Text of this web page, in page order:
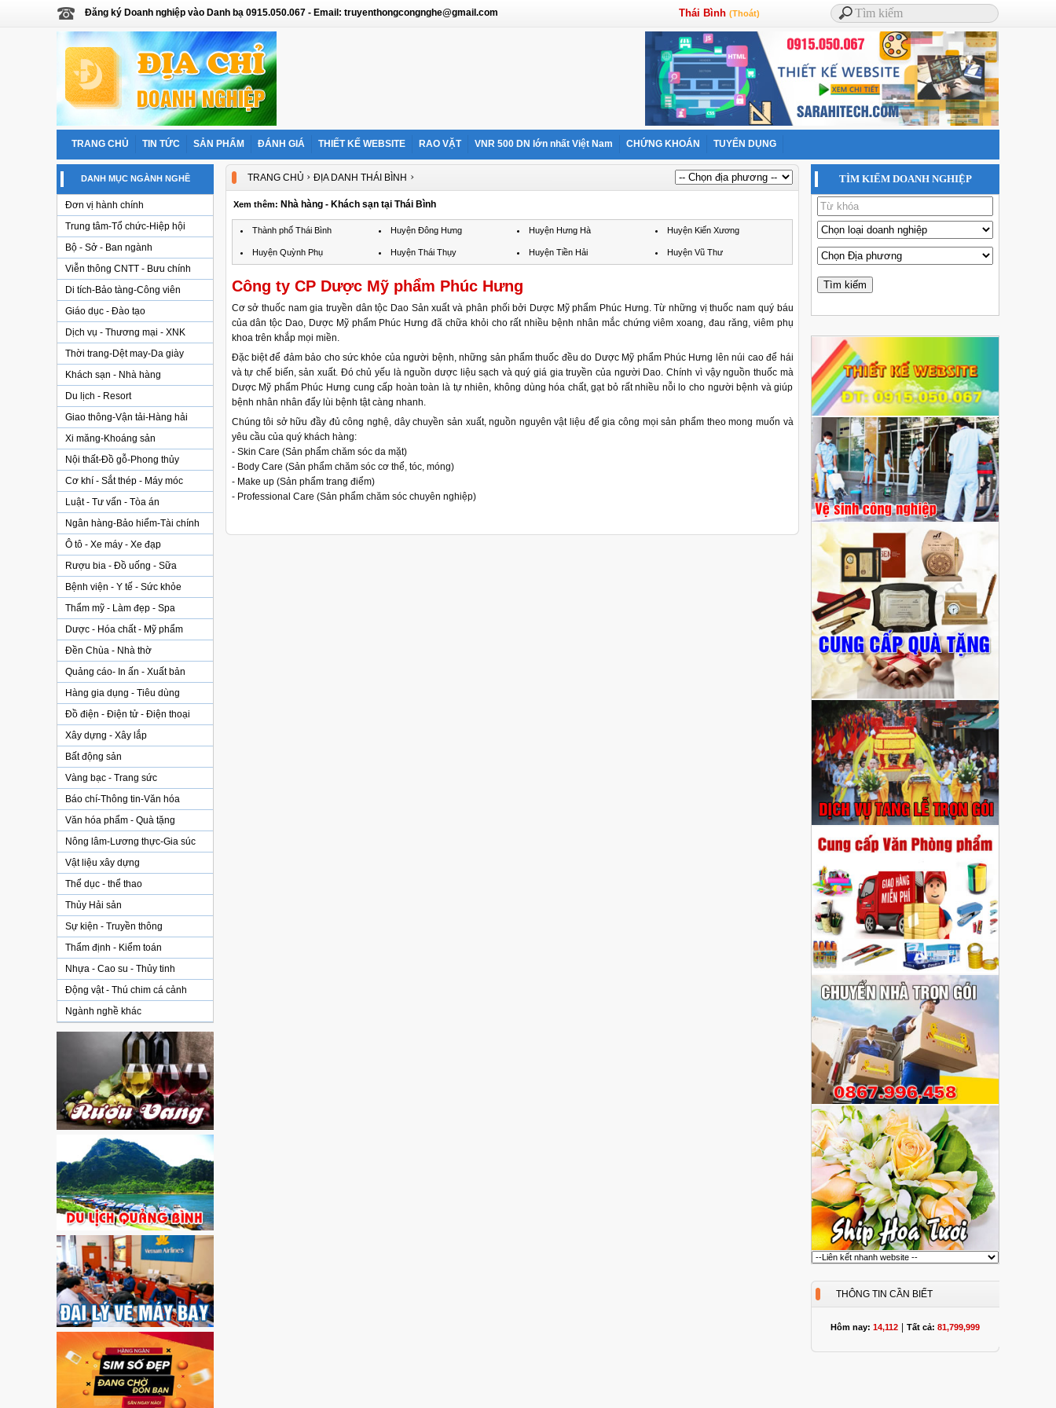
Đăng ký Doanh nghiệp vào Danh bạ 0915.050.067 - Email: truyenthongcongnghe@gmail.com Thái Bình (Thoát)
TRANG CHỦ TIN TỨC SẢN PHẨM ĐÁNH GIÁ THIẾT KẾ WEBSITE RAO VẶT VNR 500 DN lớn nhất Việt Nam CHỨNG KHOÁN TUYỂN DỤNG
DANH MỤC NGÀNH NGHỀ
Đơn vị hành chính
Trung tâm-Tổ chức-Hiệp hội
Bộ - Sở - Ban ngành
Viễn thông CNTT - Bưu chính
Di tích-Bảo tàng-Công viên
Giáo dục - Đào tạo
Dịch vụ - Thương mại - XNK
Thời trang-Dệt may-Da giày
Khách sạn - Nhà hàng
Du lịch - Resort
Giao thông-Vận tải-Hàng hải
Xi măng-Khoáng sản
Nội thất-Đồ gỗ-Phong thủy
Cơ khí - Sắt thép - Máy móc
Luật - Tư vấn - Tòa án
Ngân hàng-Bảo hiểm-Tài chính
Ô tô - Xe máy - Xe đạp
Rượu bia - Đồ uống - Sữa
Bệnh viện - Y tế - Sức khỏe
Thẩm mỹ - Làm đẹp - Spa
Dược - Hóa chất - Mỹ phẩm
Đền Chùa - Nhà thờ
Quảng cáo- In ấn - Xuất bản
Hàng gia dụng - Tiêu dùng
Đồ điện - Điện tử - Điện thoại
Xây dựng - Xây lắp
Bất động sản
Vàng bạc - Trang sức
Báo chí-Thông tin-Văn hóa
Văn hóa phẩm - Quà tặng
Nông lâm-Lương thực-Gia súc
Vật liệu xây dựng
Thể dục - thể thao
Thủy Hải sản
Sự kiện - Truyền thông
Thẩm định - Kiểm toán
Nhựa - Cao su - Thủy tinh
Động vật - Thú chim cá cảnh
Ngành nghề khác
TRANG CHỦ › ĐỊA DANH THÁI BÌNH ›
Xem thêm: Nhà hàng - Khách sạn tại Thái Bình
Thành phố Thái Bình Huyện Đông Hưng Huyện Hưng Hà Huyện Kiến Xương
Huyện Quỳnh Phụ Huyện Thái Thụy Huyện Tiền Hải Huyện Vũ Thư
Công ty CP Dược Mỹ phẩm Phúc Hưng
Cơ sở thuốc nam gia truyền dân tộc Dao Sản xuất và phân phối bởi Dược Mỹ phẩm Phúc Hưng. Từ những vị thuốc nam quý báu
của dân tộc Dao, Dược Mỹ phẩm Phúc Hưng đã chữa khỏi cho rất nhiều bệnh nhân mắc chứng viêm xoang, đau răng, viêm phụ
khoa trên khắp mọi miền.
Đặc biệt để đảm bảo cho sức khỏe của người bệnh, những sản phẩm thuốc đều do Dược Mỹ phẩm Phúc Hưng lên núi cao để hái
và tự chế biến, sản xuất. Đó chủ yếu là nguồn dược liệu sạch và quý giá gia truyền của người Dao. Chính vì vậy nguồn thuốc mà
Dược Mỹ phẩm Phúc Hưng cung cấp hoàn toàn là tự nhiên, không dùng hóa chất, gạt bỏ rất nhiều nỗi lo cho người bệnh và giúp
bệnh nhân nhân đẩy lùi bệnh tật càng nhanh.
Chúng tôi sở hữu đầy đủ công nghệ, dây chuyền sản xuất, nguồn nguyên vật liệu để gia công mọi sản phẩm theo mong muốn và
yêu cầu của quý khách hàng:
- Skin Care (Sản phẩm chăm sóc da mặt)
- Body Care (Sản phẩm chăm sóc cơ thể, tóc, móng)
- Make up (Sản phẩm trang điểm)
- Professional Care (Sản phẩm chăm sóc chuyên nghiệp)
TÌM KIẾM DOANH NGHIỆP
THÔNG TIN CẦN BIẾT
Hôm nay: 14,112 Tất cả: 81,799,999